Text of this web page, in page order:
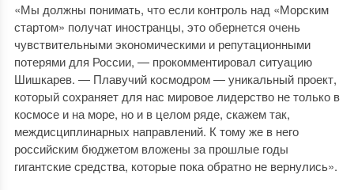
«Мы должны понимать, что если контроль над «Морским
стартом» получат иностранцы, это обернется очень
чувствительными экономическими и репутационными
потерями для России, — прокомментировал ситуацию
Шишкарев. — Плавучий космодром — уникальный проект,
который сохраняет для нас мировое лидерство не только в
космосе и на море, но и в целом ряде, скажем так,
междисциплинарных направлений. К тому же в него
российским бюджетом вложены за прошлые годы
гигантские средства, которые пока обратно не вернулись».